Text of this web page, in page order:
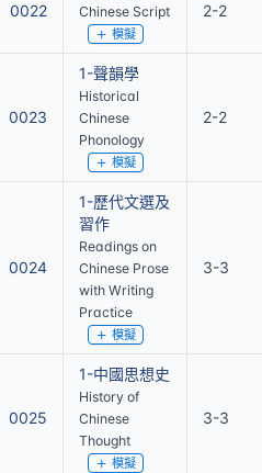
0022 Chinese Script
模擬
2-2
0023
1-聲韻學
Historical
Chinese
Phonology
模擬
2-2
0024
1-歷代文選及
習作
Readings on
Chinese Prose
with Writing
Practice
模擬
3-3
0025
1-中國思想史
History of
Chinese
Thought
模擬
3-3